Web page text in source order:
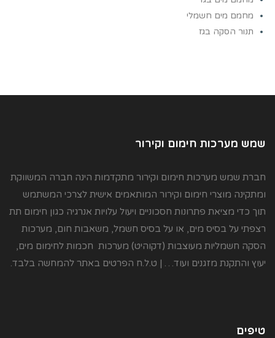
מחמם מים חשמלי
תנור הסקה בגז
שמש מערכות חימום וקירור
חברת שמש מערכות חימום וקירור מתקדמות הינה חברה המשווקת
ומתקינה מוצרי חימום וקירור המותאמים אישית לצרכי המשתמש
תוך כדי מציאת פתרונות חסכוניים ויעול עלויות אנרגיה כגון חימום תת
רצפתי על בסיס מים, או על בסיס חשמל, משאבות חום, מערכות
הסקה חשמליות מעוצבות (דקוהיט) מערכות חכמות לחימום מים,
יעוץ והתקנת מזגנים ועוד… | ט.ל.ח הפרטים באתר להמחשה בלבד.
טיפים